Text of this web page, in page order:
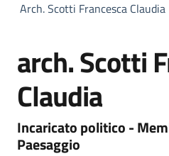
Arch. Scotti Francesca Claudia
arch. Scotti
Claudia
Incaricato politico -
Paesaggio